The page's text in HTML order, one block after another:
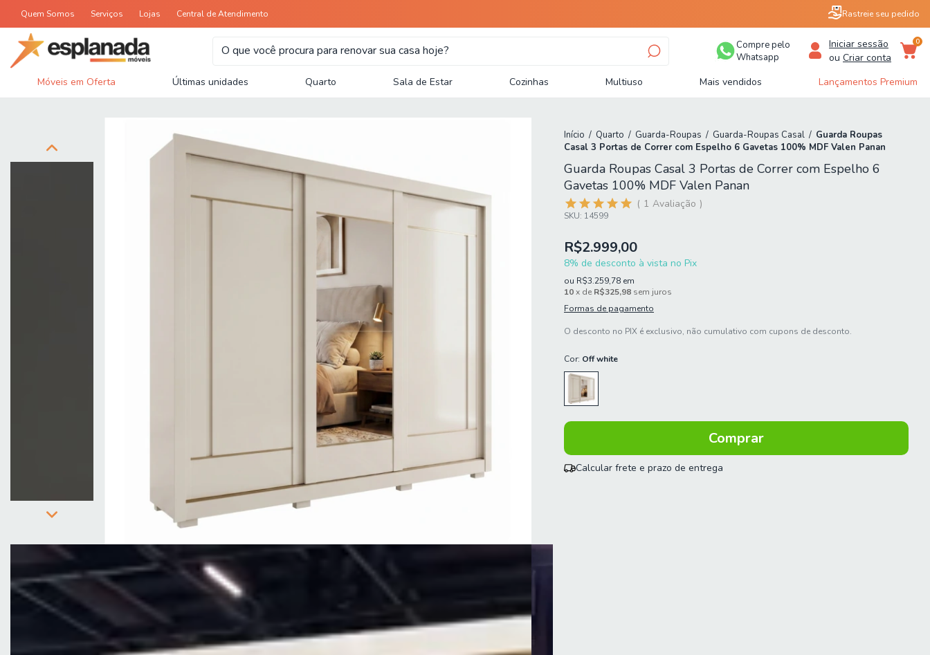
Quem Somos Serviços Lojas Central de Atendimento Rastreie seu pedido
Compre pelo
Whatsapp
Iniciar sessão
ou Criar conta
0
Móveis em Oferta Últimas unidades Quarto Sala de Estar Cozinhas Multiuso Mais vendidos Lançamentos Premium
Início / Quarto / Guarda-Roupas / Guarda-Roupas Casal / Guarda Roupas
Casal 3 Portas de Correr com Espelho 6 Gavetas 100% MDF Valen Panan
Guarda Roupas Casal 3 Portas de Correr com Espelho 6
Gavetas 100% MDF Valen Panan
1 Avaliação
SKU: 14599
R$2.999,00
8% de desconto à vista no Pix
ou R$3.259,78 em
10x de R$325,98 sem juros
Formas de pagamento
O desconto no PIX é exclusivo, não cumulativo com cupons de desconto.
Cor: Off white
Calcular frete e prazo de entrega